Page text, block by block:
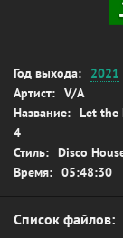
Год выхода: 2021
Артист: V/A
Название: Let the
4
Стиль: Disco
Время: 05:48:30
Список файлов: